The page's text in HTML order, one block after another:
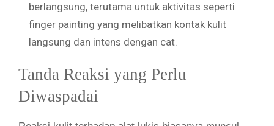
berlangsung, terutama untuk aktivitas seperti
finger painting yang melibatkan kontak kulit
langsung dan intens dengan cat.
Tanda Reaksi yang Perlu
Diwaspadai